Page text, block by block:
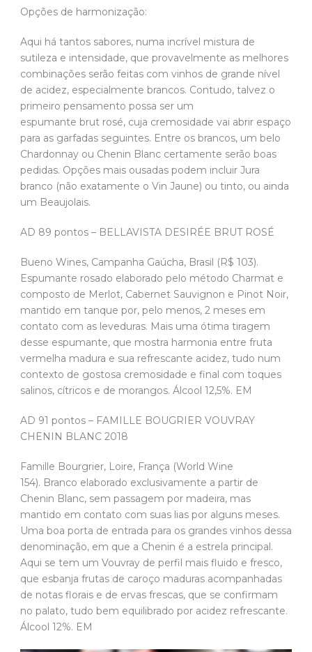
Opções de harmonização:
Aqui há tantos sabores, numa incrível mistura de
sutileza e intensidade, que provavelmente as melhores
combinações serão feitas com vinhos de grande nível
de acidez, especialmente brancos. Contudo, talvez o
primeiro pensamento possa ser um
espumante brut rosé, cuja cremosidade vai abrir espaço
para as garfadas seguintes. Entre os brancos, um belo
Chardonnay ou Chenin Blanc certamente serão boas
pedidas. Opções mais ousadas podem incluir Jura
branco (não exatamente o Vin Jaune) ou tinto, ou ainda
um Beaujolais.
AD 89 pontos – BELLAVISTA DESIRÉE BRUT ROSÉ
Bueno Wines, Campanha Gaúcha, Brasil (R$ 103).
Espumante rosado elaborado pelo método Charmat e
composto de Merlot, Cabernet Sauvignon e Pinot Noir,
mantido em tanque por, pelo menos, 2 meses em
contato com as leveduras. Mais uma ótima tiragem
desse espumante, que mostra harmonia entre fruta
vermelha madura e sua refrescante acidez, tudo num
contexto de gostosa cremosidade e final com toques
salinos, cítricos e de morangos. Álcool 12,5%. EM
AD 91 pontos – FAMILLE BOUGRIER VOUVRAY
CHENIN BLANC 2018
Famille Bourgrier, Loire, França (World Wine
154). Branco elaborado exclusivamente a partir de
Chenin Blanc, sem passagem por madeira, mas
mantido em contato com suas lias por alguns meses.
Uma boa porta de entrada para os grandes vinhos dessa
denominação, em que a Chenin é a estrela principal.
Aqui se tem um Vouvray de perfil mais fluido e fresco,
que esbanja frutas de caroço maduras acompanhadas
de notas florais e de ervas frescas, que se confirmam
no palato, tudo bem equilibrado por acidez refrescante.
Álcool 12%. EM